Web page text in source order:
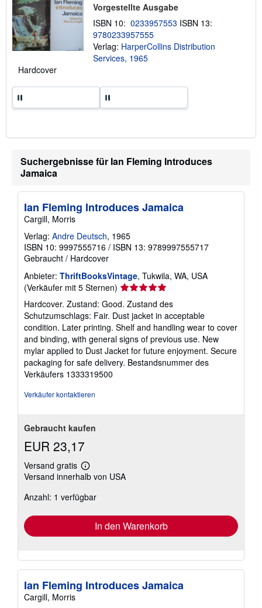
o
n
e
u
d
s
n
Vorgestellte Ausgabe
ISBN 10: 0233957553 ISBN 13:
9780233957555
Verlag: HarperCollins Distribution
Services, 1965
Hardcover
Suchergebnisse für Ian Fleming Introduces
Jamaica
Ian Fleming Introduces Jamaica
Cargill, Morris
Verlag: Andre Deutsch, 1965
ISBN 10: 9997555716 / ISBN 13: 9789997555717
Gebraucht / Hardcover
Anbieter: ThriftBooksVintage, Tukwila, WA, USA
(Verkäufer mit 5 Sternen) Verkäuferbewertung
5
von
5
Sternen
Hardcover. Zustand: Good. Zustand des
Schutzumschlags: Fair. Dust jacket in acceptable
condition. Later printing. Shelf and handling wear to cover
and binding, with general signs of previous use. New
mylar applied to Dust Jacket for future enjoyment. Secure
packaging for safe delivery. Bestandsnummer des
Verkäufers 1333319500
Verkäufer kontaktieren
Gebraucht kaufen
EUR 23,17
Versand gratis
Weitere
Informationen
Versandkosten
Versand innerhalb von USA
Anzahl: 1 verfügbar
In den Warenkorb
Ian Fleming Introduces Jamaica
Cargill, Morris